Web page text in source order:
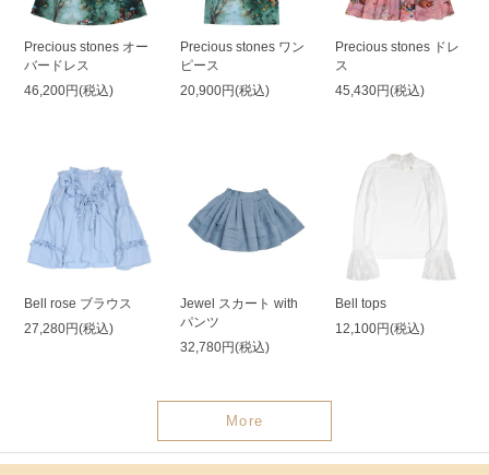
Precious stones オー
バードレス
46,200円(税込)
Precious stones ワン
ピース
20,900円(税込)
Precious stones ドレ
ス
45,430円(税込)
Bell rose ブラウス
27,280円(税込)
Jewel スカート with
パンツ
32,780円(税込)
Bell tops
12,100円(税込)
More